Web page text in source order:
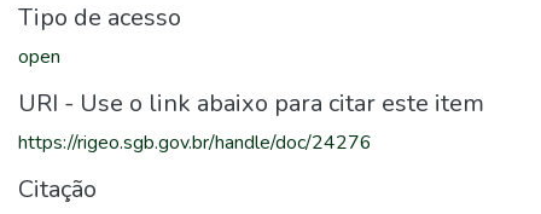
Tipo de acesso
open
URI - Use o link abaixo para citar este item
https://rigeo.sgb.gov.br/handle/doc/24276
Citação